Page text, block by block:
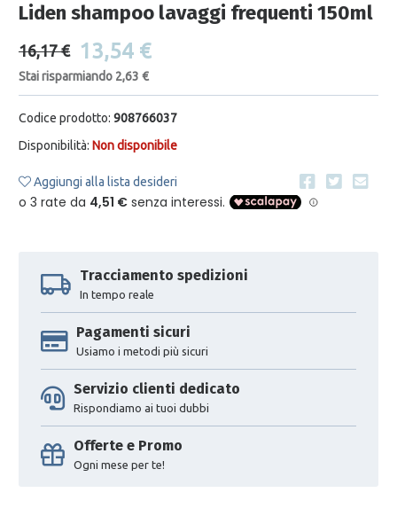
Liden shampoo lavaggi frequenti 150ml
16,17 € 13,54 €
Stai risparmiando 2,63 €
Codice prodotto: 908766037
Disponibilità: Non disponibile
Aggiungi alla lista desideri
Tracciamento spedizioni
In tempo reale
Pagamenti sicuri
Usiamo i metodi più sicuri
Servizio clienti dedicato
Rispondiamo ai tuoi dubbi
Offerte e Promo
Ogni mese per te!